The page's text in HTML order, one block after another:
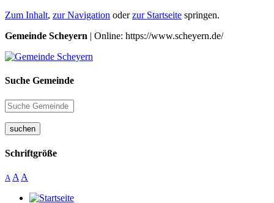
Zum Inhalt, zur Navigation oderzur Startseite springen.
Gemeinde Scheyern | Online: https://www.scheyern.de/
Suche Gemeinde
suchen
Schriftgröße
A A A